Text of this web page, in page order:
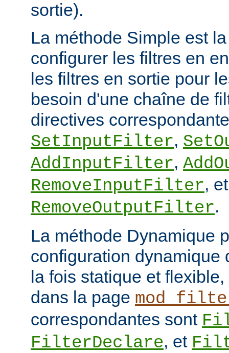
sortie).
La méthode Simple est
configurer les filtres en
les filtres en sortie pour
besoin d'une chaîne de
directives
SetInputFilter,
AddInputFilter,
RemoveInputFilter, et
RemoveOutputFilter.
La méthode Dynamique
configuration dynamique
la fois statique et
dans la page
correspondantes sont
FilterDeclare, et